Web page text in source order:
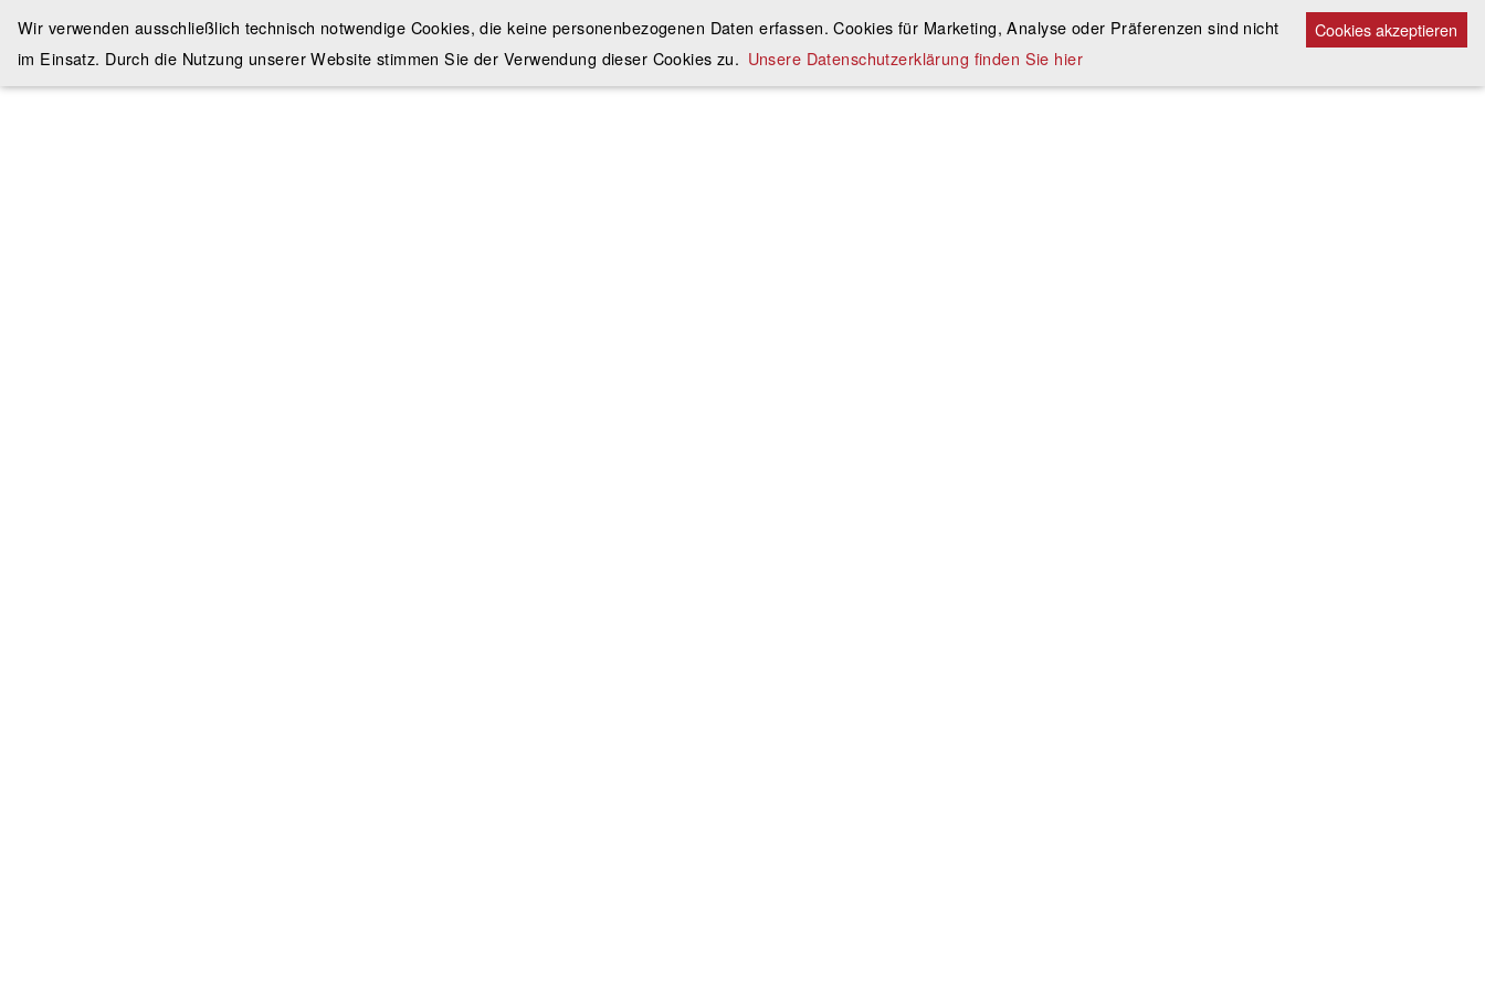
Cookies akzeptieren
Wir verwenden ausschließlich technisch notwendige Cookies, die keine personenbezogenen Daten erfassen. Cookies für Marketing, Analyse oder Präferenzen sind nicht
im Einsatz. Durch die Nutzung unserer Website stimmen Sie der Verwendung dieser Cookies zu. Unsere Datenschutzerklärung finden Sie hier